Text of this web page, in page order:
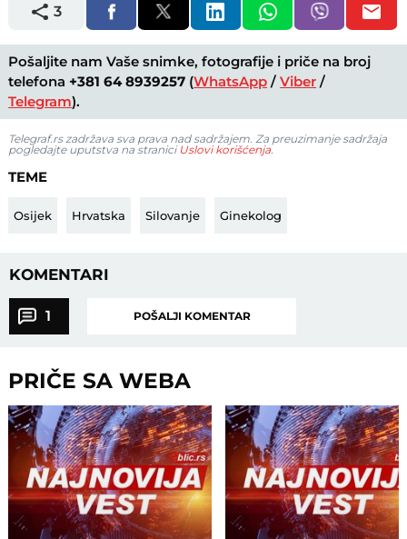
3
Pošaljite nam Vaše snimke, fotografije i priče na broj
telefona +381 64 8939257 (WhatsApp /Viber /
Telegram).
Telegraf.rs zadržava sva prava nad sadržajem. Za preuzimanje sadržaja
pogledajte uputstva na stranici Uslovi korišćenja.
TEME
Osijek Hrvatska Silovanje Ginekolog
KOMENTARI
1 POŠALJI KOMENTAR
PRIČE SA WEBA